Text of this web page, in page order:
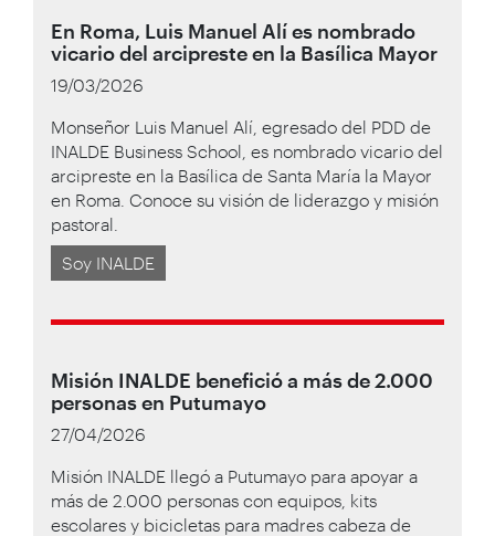
En Roma, Luis Manuel Alí es nombrado
vicario del arcipreste en la Basílica Mayor
19/03/2026
Monseñor Luis Manuel Alí, egresado del PDD de
INALDE Business School, es nombrado vicario del
arcipreste en la Basílica de Santa María la Mayor
en Roma. Conoce su visión de liderazgo y misión
pastoral.
Soy INALDE
Misión INALDE benefició a más de 2.000
personas en Putumayo
27/04/2026
Misión INALDE llegó a Putumayo para apoyar a
más de 2.000 personas con equipos, kits
escolares y bicicletas para madres cabeza de